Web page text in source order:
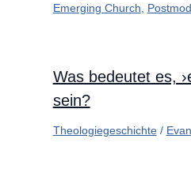
Emerging Church
Was bedeutet es,
sein?
Theologiegeschichte/